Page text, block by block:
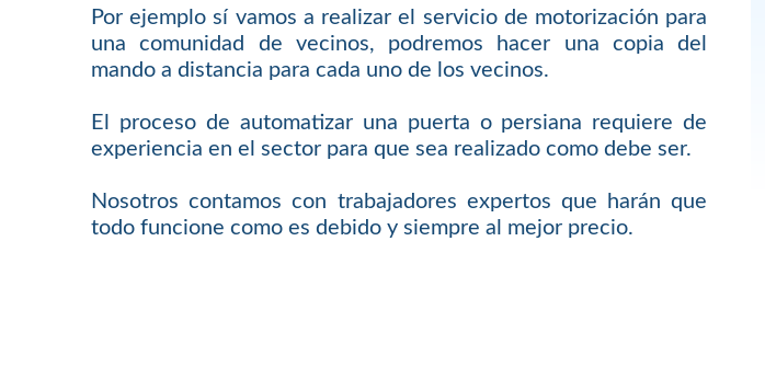
Por ejemplo sí vamos a realizar el servicio de motorización para
una comunidad de vecinos, podremos hacer una copia del
mando a distancia para cada uno de los vecinos.
El proceso de automatizar una puerta o persiana requiere de
experiencia en el sector para que sea realizado como debe ser.
Nosotros contamos con trabajadores expertos que harán que
todo funcione como es debido y siempre al mejor precio.